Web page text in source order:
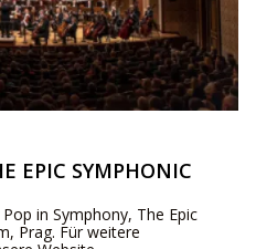
EPIC SYMPHONIC
in Symphony, The Epic
Prag. Für weitere